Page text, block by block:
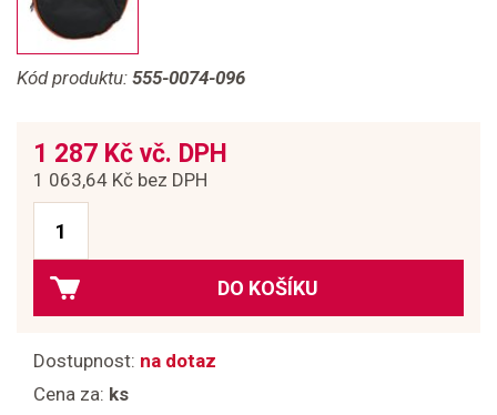
Kód produktu: 555-0074-096
1 287 Kč vč. DPH
1 063,64 Kč bez DPH
DO KOŠÍKU
Dostupnost: na dotaz
Cena za: ks